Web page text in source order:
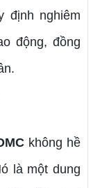
định nghiêm
động, đồng
không hề
là một dung